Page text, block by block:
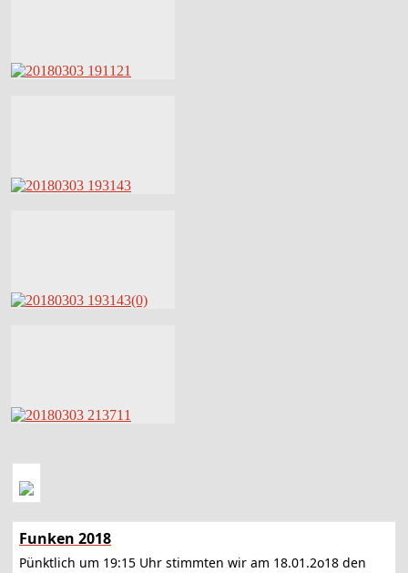
Funken 2018
Pünktlich um 19:15 Uhr stimmten wir am 18.01.2o18 den